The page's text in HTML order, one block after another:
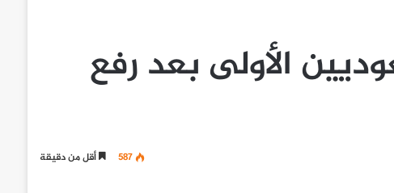
الأولى بعد رفع
587 أقل من دقيقة